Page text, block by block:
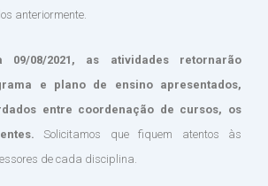
anteriormente.
08/2021, as atividades retornarão
e plano de ensino apresentados,
entre coordenação de cursos, os
Solicitamos que fiquem atentos às
de cada disciplina.